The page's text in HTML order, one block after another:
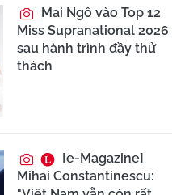
Mai Ngô vào Top 12
Miss Supranational 2026
sau hành trình đầy thử
thách
[e-Magazine]
Mihai Constantinescu: